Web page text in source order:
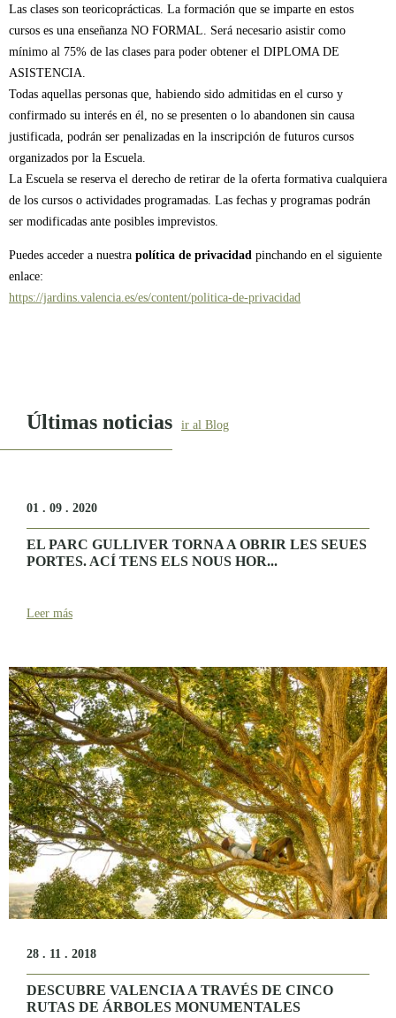
​Las clases son teoricoprácticas. La formación que se imparte en estos
cursos es una enseñanza NO FORMAL. Será necesario asistir como
mínimo al 75% de las clases para poder obtener el DIPLOMA DE
ASISTENCIA.
Todas aquellas personas que, habiendo sido admitidas en el curso y
confirmado su interés en él, no se presenten o lo abandonen sin causa
justificada, podrán ser penalizadas en la inscripción de futuros cursos
organizados por la Escuela.
La Escuela se reserva el derecho de retirar de la oferta formativa cualquiera
de los cursos o actividades programadas. Las fechas y programas podrán
ser modificadas ante posibles imprevistos.
Puedes acceder a nuestra política de privacidad pinchando en el siguiente
enlace:
https://jardins.valencia.es/es/content/politica-de-privacidad
Últimas noticias ir al Blog
01 . 09 . 2020
EL PARC GULLIVER TORNA A OBRIR LES SEUES
PORTES. ACÍ TENS ELS NOUS HOR...
Leer más
28 . 11 . 2018
DESCUBRE VALENCIA A TRAVÉS DE CINCO
RUTAS DE ÁRBOLES MONUMENTALES